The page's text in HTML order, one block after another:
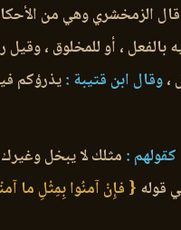
قال الزمخشري وهي من
، أو للمخلوق ، وقيل
،وقال ابن قتيبة :يذرؤكم
كقولهم : مثلك لا يبخل وغيرك
قوله { فإِنْ آمنُوا بِمِثْلِ ما